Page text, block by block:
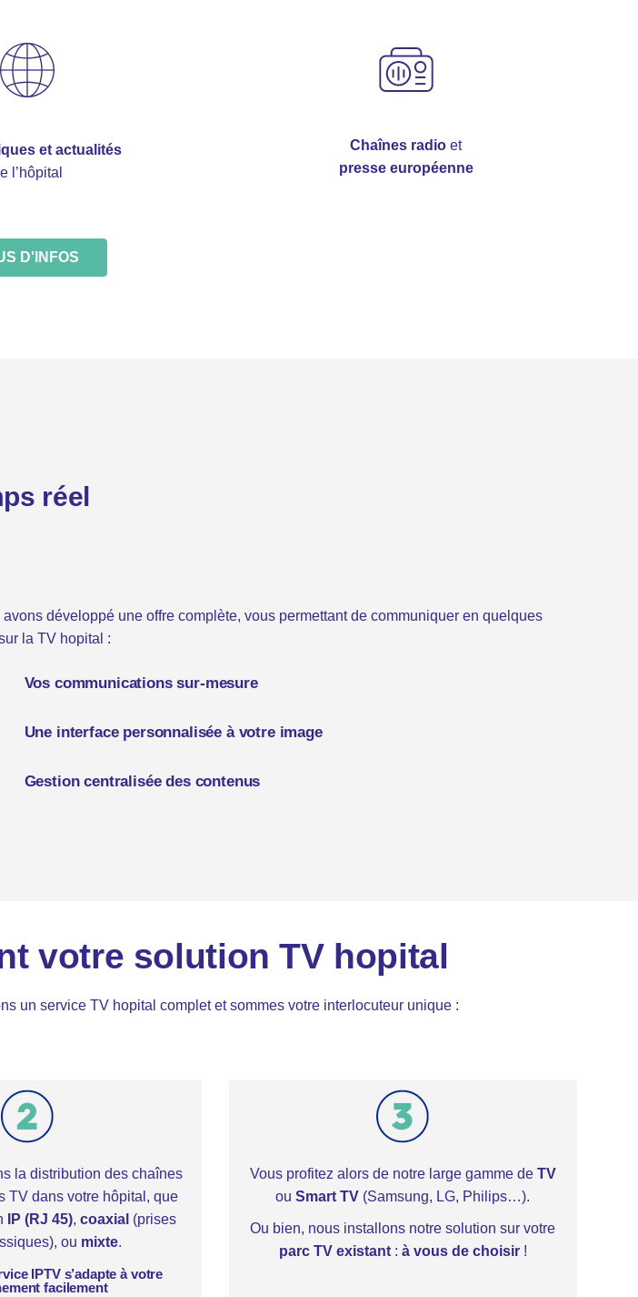
et actualités
l’hôpital
Chaînes radio et
presse européenne
D'INFOS
réel
avons développé une offre complète, vous permettant de communiquer en quelques
la TV hopital :
Vos communications sur-mesure
pratiques sont diffusées directement sur la TV et modifiables en un clic :
Une interface personnalisée à votre image
interfaceTV hopital est 100% personnalisable
Gestion centralisée des contenus
votre solution TV hopital
un service TV hopital completet sommes votre interlocuteur unique :
la distribution des chaînes
TV dans votre hôpital, que
IP (RJ 45),coaxial (prises
ou mixte.
IPTV s’adapte à votre
facilement
Vous profitez alors de notre large gamme de TV
ouSmart TV (Samsung, LG, Philips…).
Ou bien, nous installons notre solution sur votre
parc TV existant: à vous de choisir!